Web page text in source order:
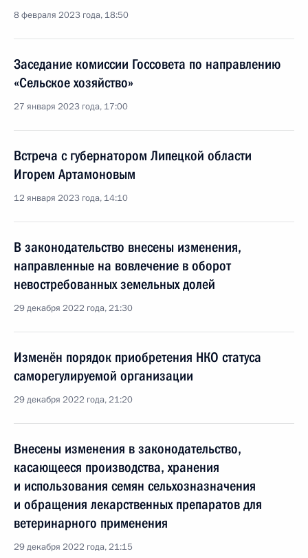
8 февраля 2023 года, 18:50
Заседание комиссии Госсовета по направлению
«Сельское хозяйство»
27 января 2023 года, 17:00
Встреча с губернатором Липецкой области
Игорем Артамоновым
12 января 2023 года, 14:10
В законодательство внесены изменения,
направленные на вовлечение в оборот
невостребованных земельных долей
29 декабря 2022 года, 21:30
Изменён порядок приобретения НКО статуса
саморегулируемой организации
29 декабря 2022 года, 21:20
Внесены изменения в законодательство,
касающееся производства, хранения
и использования семян сельхозназначения
и обращения лекарственных препаратов для
ветеринарного применения
29 декабря 2022 года, 21:15